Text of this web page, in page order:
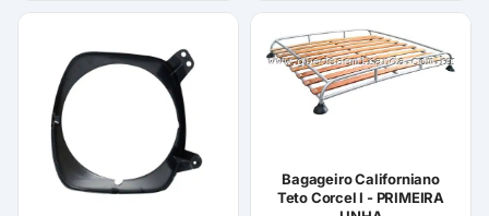
Bagageiro Californiano
Teto Corcel I - PRIMEIRA